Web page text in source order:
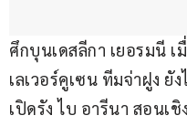
ศึกบุนเดสลีกา เยอรมนี
เลเวอร์คูเซน ทีมจ่าฝูง ยั
เปิดรัง ไบ อารีนา สอนเ